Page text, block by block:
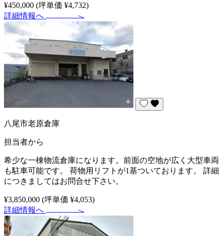
¥450,000 (坪単価 ¥4,732)
詳細情報へ
八尾市老原倉庫
担当者から
希少な一棟物流倉庫になります。前面の空地が広く大型車両
も駐車可能です。 荷物用リフトが1基ついております。 詳細
につきましてはお問合せ下さい。
¥3,850,000 (坪単価 ¥4,053)
詳細情報へ